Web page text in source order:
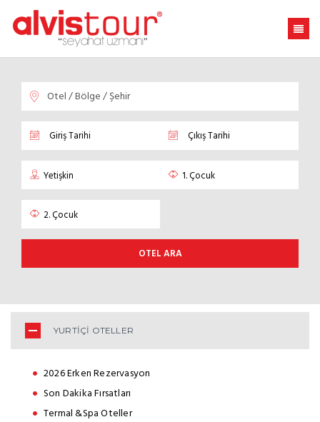
OTEL ARA
YURTİÇİ OTELLER
2026 Erken Rezervasyon
Son Dakika Fırsatları
Termal &Spa Oteller